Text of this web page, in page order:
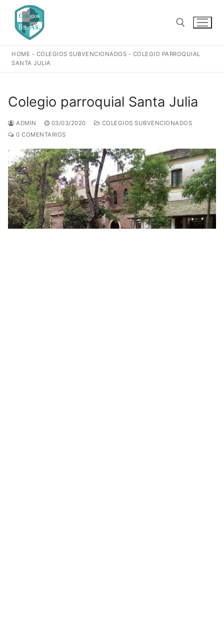
contenido
HOME - COLEGIOS SUBVENCIONADOS - COLEGIO PARROQUIAL
SANTA JULIA
Colegio parroquial Santa Julia
ADMIN 03/03/2020
COLEGIOS SUBVENCIONADOS
0 COMENTARIOS